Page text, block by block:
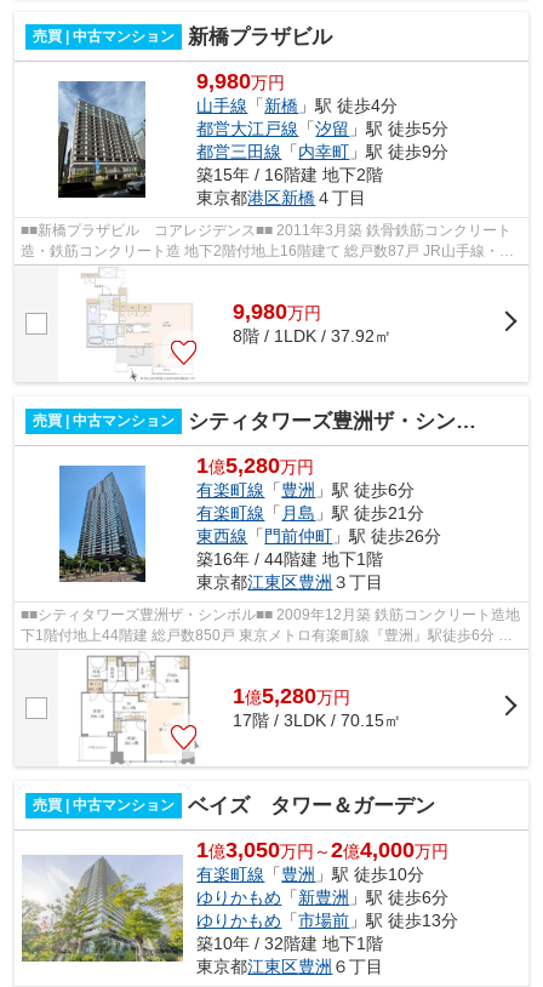
売買 | 中古マンション 新橋プラザビル
9,980万円
山手線 「新橋 」駅 徒歩4分
都営大江戸線 「汐留 」駅 徒歩5分
都営三田線 「内幸町 」駅 徒歩9分
築15年 / 16階建 地下2階
東京都港区新橋４丁目
■■新橋プラザビル コアレジデンス■■ 2011年3月築 鉄骨鉄筋コンクリート
造・鉄筋コンクリート造 地下2階付地上16階建て 総戸数87戸 JR山手線・都
営浅草線「新橋」駅徒歩4分 都営大江...
9,980万円
8階 / 1LDK / 37.92㎡
売買 | 中古マンション シティタワーズ豊洲ザ・シンボル
1億5,280万円
有楽町線 「豊洲 」駅 徒歩6分
有楽町線 「 月島 」駅 徒歩21分
東西線 「 門前仲町 」駅 徒歩26分
築16年 / 44階建 地下1階
東京都江東区豊洲 ３丁目
■■シティタワーズ豊洲ザ・シンボル■■ 2009年12月築 鉄筋コンクリート造地
下1階付地上44階建 総戸数850戸 東京メトロ有楽町線『豊洲』駅徒歩6分 ス
カイラウンジ（32F）・スカイデ...
1億5,280万円
17階 / 3LDK / 70.15㎡
売買 | 中古マンション ベイズ タワー＆ガーデン
1億3,050万円～2億4,000万円
有楽町線 「豊洲 」駅 徒歩10分
ゆりかもめ 「新豊洲 」駅 徒歩6分
ゆりかもめ 「市場前 」駅 徒歩13分
築10年 / 32階建 地下1階
東京都江東区豊洲 ６丁目